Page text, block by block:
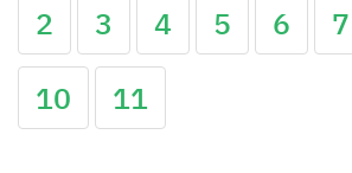
2 3 4 5 6 7
10
11